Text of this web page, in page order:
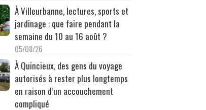
À Villeurbanne, lectures, sports et
jardinage : que faire pendant la
semaine du 10 au 16 août ?
05/08/26
À Quincieux, des gens du voyage
autorisés à rester plus longtemps
en raison d’un accouchement
compliqué